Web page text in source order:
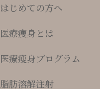
はじめての方へ
医療痩身とは
医療瘦身プログラム
脂肪溶解注射